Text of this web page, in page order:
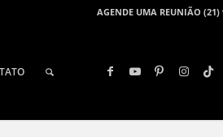
AGENDE UMA REUNIÃO (21)